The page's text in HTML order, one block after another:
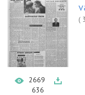
2669
636
(